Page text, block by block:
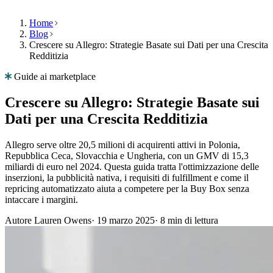
Prodotto
Azienda
IT
Parli
con
noi
Prodotto
Funzionalità
Repricing
algoritmico
Prezzi
che
si
adattano
alla
Risorse
Azienda
Seleziona
la
Navighi
su
nella
sua
lingua,
con
funzionalità
specifiche
paese.
Home
Blog
Crescere su Allegro: Strategie Basate sui Dati per una Crescita
Redditizia
Guide ai marketplace
Crescere su Allegro: Strategie Basate sui
Dati per una Crescita Redditizia
Allegro serve oltre 20,5 milioni di acquirenti attivi in Polonia,
Repubblica Ceca, Slovacchia e Ungheria, con un GMV di 15,3
miliardi di euro nel 2024. Questa guida tratta l'ottimizzazione delle
inserzioni, la pubblicità nativa, i requisiti di fulfillment e come il
repricing automatizzato aiuta a competere per la Buy Box senza
intaccare i margini.
Autore Lauren Owens· 19 marzo 2025· 8 min di lettura